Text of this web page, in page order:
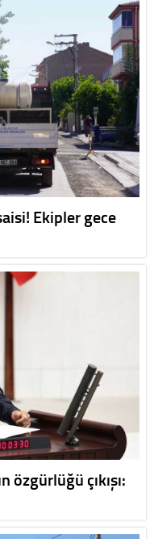
Ekipler gece
özgürlüğü çıkışı: